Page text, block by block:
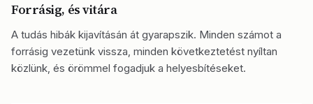
Forrásig, és vitára
A tudás hibák kijavításán át gyarapszik. Minden számot a
forrásig vezetünk vissza, minden következtetést nyíltan
közlünk, és örömmel fogadjuk a helyesbítéseket.